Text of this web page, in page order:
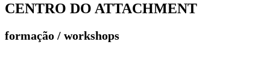
CENTRO DO ATTACHMENT
formação / workshops